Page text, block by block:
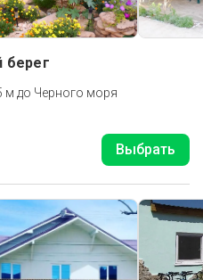
берег
м до Черного моря
Выбрать